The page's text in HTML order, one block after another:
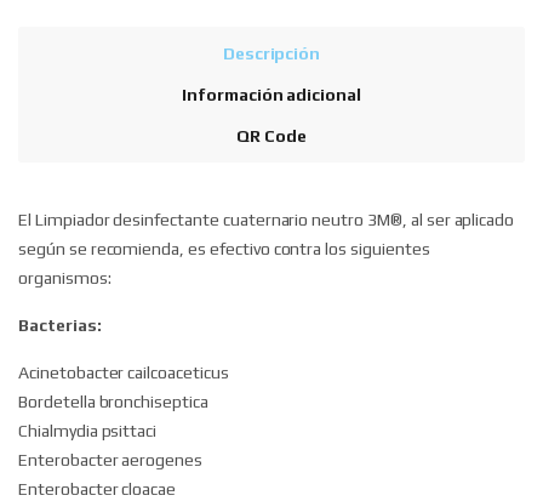
Descripción
Información adicional
QR Code
El Limpiador desinfectante cuaternario neutro 3M®, al ser aplicado
según se recomienda, es efectivo contra los siguientes
organismos:
Bacterias:
Acinetobacter cailcoaceticus
Bordetella bronchiseptica
Chialmydia psittaci
Enterobacter aerogenes
Enterobacter cloacae